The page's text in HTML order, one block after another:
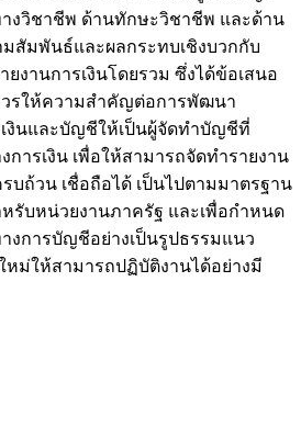
งวิชาชีพ ด้านทักษะวิชาชีพ และด้าน
สัมพันธ์และผลกระทบเชิงบวกกับ
งานการเงินโดยรวม ซึ่งได้ข้อเสนอ
วรให้ความสำคัญต่อการพัฒนา
งินและบัญชีให้เป็นผู้จัดทำบัญชีที่
ารเงิน เพื่อให้สามารถจัดทำรายงาน
บถ้วน เชื่อถือได้ เป็นไปตามมาตรฐาน
รับหน่วยงานภาครัฐ และเพื่อกำหนด
งการบัญชีอย่างเป็นรูปธรรมแนว
ม่ให้สามารถปฏิบัติงานได้อย่างมี